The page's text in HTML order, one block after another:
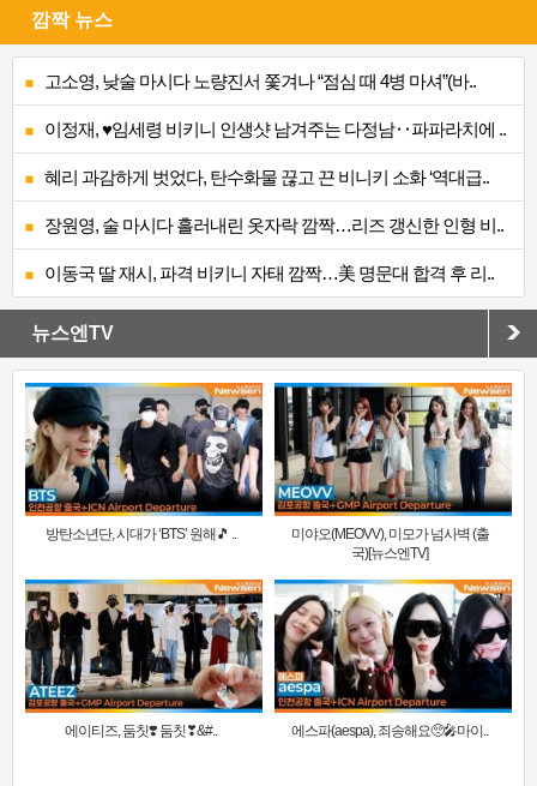
깜짝 뉴스
고소영, 낮술 마시다 노량진서 쫓겨나 “점심 때 4병 마셔”(바..
이정재, ♥임세령 비키니 인생샷 남겨주는 다정남‥파파라치에 ..
혜리 과감하게 벗었다, 탄수화물 끊고 끈 비니키 소화 ‘역대급..
장원영, 술 마시다 흘러내린 옷자락 깜짝…리즈 갱신한 인형 비..
이동국 딸 재시, 파격 비키니 자태 깜짝…美 명문대 합격 후 리..
뉴스엔TV
방탄소년단, 시대가 ‘BTS’ 원해🎵 ..
미야오(MEOVV), 미모가 넘사벽 (출
국)[뉴스엔TV]
에이티즈, 둠칫❣️ 둠칫❣&#.. 에스파(aespa), 죄송해요🥺🎤마이..